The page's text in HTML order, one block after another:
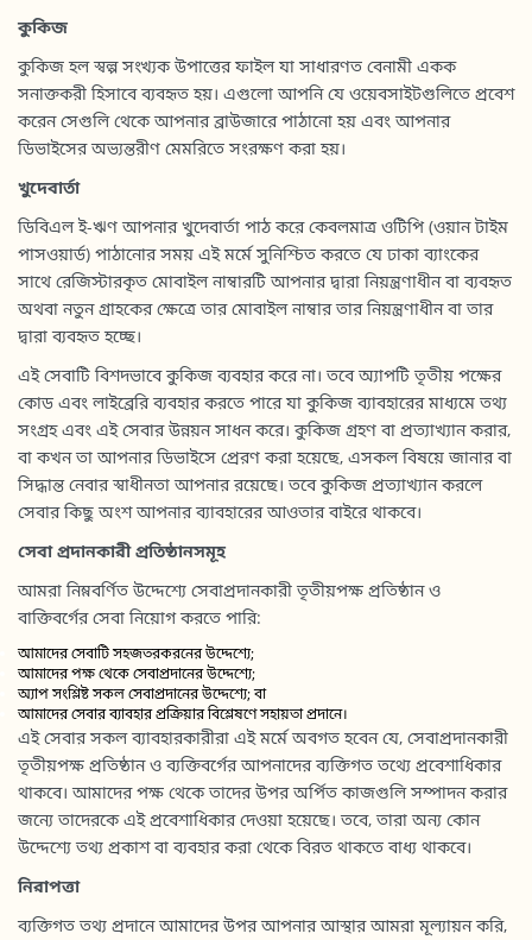
কুকিজ
কুকিজ হল স্বল্প সংখ্যক উপাত্তের ফাইল যা সাধারণত বেনামী একক
সনাক্তকরী হিসাবে ব্যবহৃত হয়। এগুলো আপনি যে ওয়েবসাইটগুলিতে প্রবেশ
করেন সেগুলি থেকে আপনার ব্রাউজারে পাঠানো হয় এবং আপনার
ডিভাইসের অভ্যন্তরীণ মেমরিতে সংরক্ষণ করা হয়।
খুদেবার্তা
ডিবিএল ই-ঋণ আপনার খুদেবার্তা পাঠ করে কেবলমাত্র ওটিপি (ওয়ান টাইম
পাসওয়ার্ড) পাঠানোর সময় এই মর্মে সুনিশ্চিত করতে যে ঢাকা ব্যাংকের
সাথে রেজিস্টারকৃত মোবাইল নাম্বারটি আপনার দ্বারা নিয়ন্ত্রণাধীন বা ব্যবহৃত
অথবা নতুন গ্রাহকের ক্ষেত্রে তার মোবাইল নাম্বার তার নিয়ন্ত্রণাধীন বা তার
দ্বারা ব্যবহৃত হচ্ছে।
এই সেবাটি বিশদভাবে কুকিজ ব্যবহার করে না। তবে অ্যাপটি তৃতীয় পক্ষের
কোড এবং লাইব্রেরি ব্যবহার করতে পারে যা কুকিজ ব্যাবহারের মাধ্যমে তথ্য
সংগ্রহ এবং এই সেবার উন্নয়ন সাধন করে। কুকিজ গ্রহণ বা প্রত্যাখ্যান করার,
বা কখন তা আপনার ডিভাইসে প্রেরণ করা হয়েছে, এসকল বিষয়ে জানার বা
সিদ্ধান্ত নেবার স্বাধীনতা আপনার রয়েছে। তবে কুকিজ প্রত্যাখ্যান করলে
সেবার কিছু অংশ আপনার ব্যাবহারের আওতার বাইরে থাকবে।
সেবা প্রদানকারী প্রতিষ্ঠানসমূহ
আমরা নিম্নবর্ণিত উদ্দেশ্যে সেবাপ্রদানকারী তৃতীয়পক্ষ প্রতিষ্ঠান ও
বাক্তিবর্গের সেবা নিয়োগ করতে পারি:
আমাদের সেবাটি সহজতরকরনের উদ্দেশ্যে;
আমাদের পক্ষ থেকে সেবাপ্রদানের উদ্দেশ্যে;
অ্যাপ সংশ্লিষ্ট সকল সেবাপ্রদানের উদ্দেশ্যে; বা
আমাদের সেবার ব্যাবহার প্রক্রিয়ার বিশ্লেষণে সহায়তা প্রদানে।
এই সেবার সকল ব্যাবহারকারীরা এই মর্মে অবগত হবেন যে, সেবাপ্রদানকারী
তৃতীয়পক্ষ প্রতিষ্ঠান ও ব্যক্তিবর্গের আপনাদের ব্যক্তিগত তথ্যে প্রবেশাধিকার
থাকবে। আমাদের পক্ষ থেকে তাদের উপর অর্পিত কাজগুলি সম্পাদন করার
জন্যে তাদেরকে এই প্রবেশাধিকার দেওয়া হয়েছে। তবে, তারা অন্য কোন
উদ্দেশ্যে তথ্য প্রকাশ বা ব্যবহার করা থেকে বিরত থাকতে বাধ্য থাকবে।
নিরাপত্তা
ব্যক্তিগত তথ্য প্রদানে আমাদের উপর আপনার আস্থার আমরা মূল্যায়ন করি,